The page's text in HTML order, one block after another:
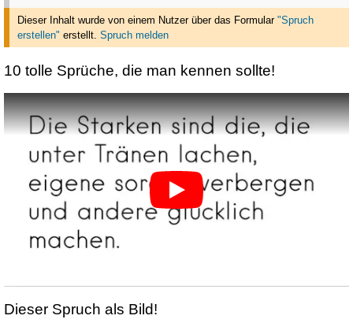
Dieser Inhalt wurde von einem Nutzer über das Formular "Spruch
erstellen" erstellt. Spruch melden
10 tolle Sprüche, die man kennen sollte!
Dieser Spruch als Bild!